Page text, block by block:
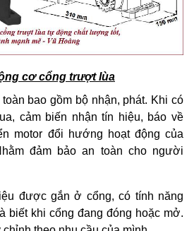
cơ cổng trượt lùa
bao gồm bộ nhận, phát. Khi có
cảm biến nhận tín hiệu, báo về
motor đổi hướng hoạt động của
đảm bảo an toàn cho người
được gắn ở cổng, có tính năng
biết khi cổng đang đóng hoặc mở.